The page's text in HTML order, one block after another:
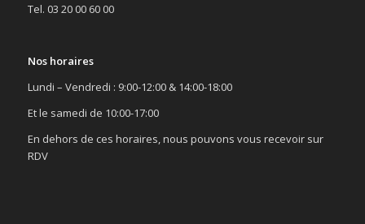
Tel. 03 20 00 60 00
Nos horaires
Lundi – Vendredi : 9:00-12:00 & 14:00-18:00
Et le samedi de 10:00-17:00
En dehors de ces horaires, nous pouvons vous recevoir sur
RDV